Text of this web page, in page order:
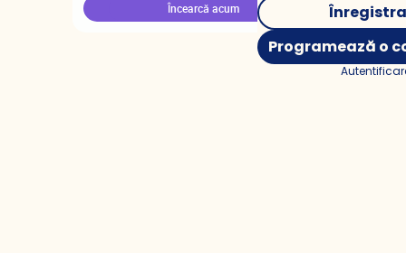
Programează o
Încearcă acum